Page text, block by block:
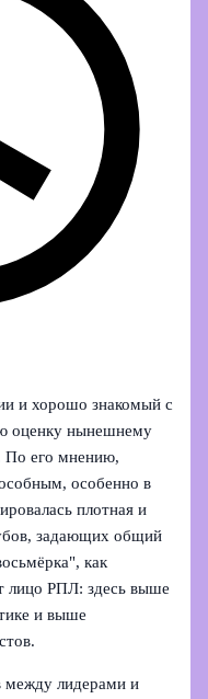
и хорошо знакомый с
оценку нынешнему
По его мнению,
особенно в
плотная и
задающих общий
как
лицо РПЛ: здесь выше
и выше
между лидерами и